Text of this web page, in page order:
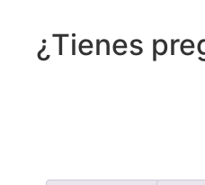
¿Tienes